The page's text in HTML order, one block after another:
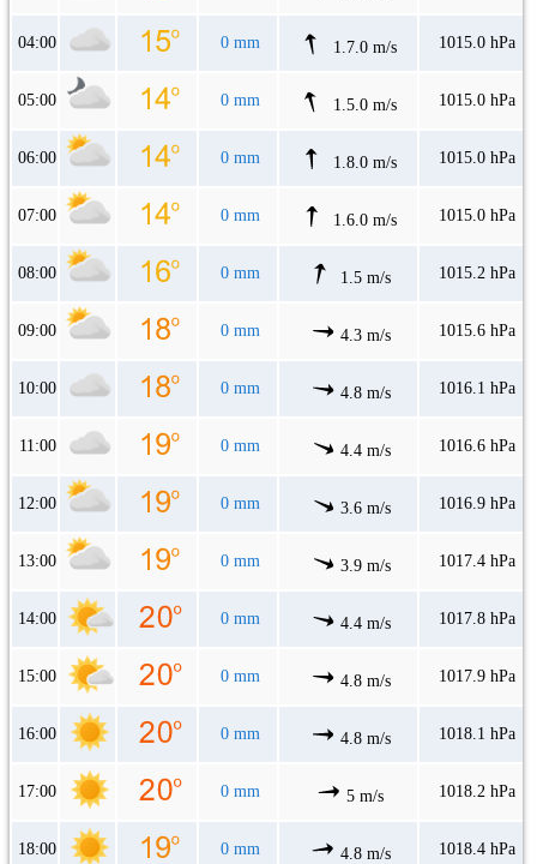
04:00 0 mm 1.7.0 m/s 1015.0 hPa
05:00 0 mm 1.5.0 m/s 1015.0 hPa
06:00 0 mm 1.8.0 m/s 1015.0 hPa
07:00 0 mm 1.6.0 m/s 1015.0 hPa
08:00 0 mm 1.5 m/s 1015.2 hPa
09:00 0 mm 4.3 m/s 1015.6 hPa
10:00 0 mm 4.8 m/s 1016.1 hPa
11:00 0 mm 4.4 m/s 1016.6 hPa
12:00 0 mm 3.6 m/s 1016.9 hPa
13:00 0 mm 3.9 m/s 1017.4 hPa
14:00 0 mm 4.4 m/s 1017.8 hPa
15:00 0 mm 4.8 m/s 1017.9 hPa
16:00 0 mm 4.8 m/s 1018.1 hPa
17:00 0 mm 5 m/s 1018.2 hPa
18:00 0 mm 4.8 m/s 1018.4 hPa